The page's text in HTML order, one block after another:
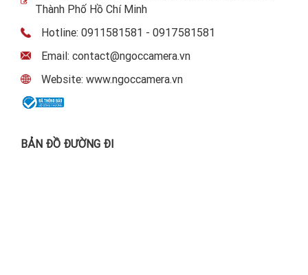
Thành Phố Hồ Chí Minh
Hotline: 0911581581 - 0917581581
Email: contact@ngoccamera.vn
Website: www.ngoccamera.vn
BẢN ĐỒ ĐƯỜNG ĐI